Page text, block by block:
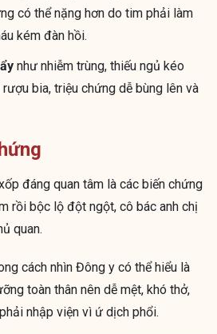
có thể nặng hơn do tim phải làm
kém đàn hồi.
như nhiễm trùng, thiếu ngủ kéo
bia, triệu chứng dễ bùng lên và
đáng quan tâm là các biến chứng
rồi bộc lộ đột ngột, cô bác anh chị
quan.
cách nhìn Đông y có thể hiểu là
toàn thân nên dễ mệt, khó thở,
nhập viện vì ứ dịch phổi.